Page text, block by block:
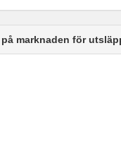
marknaden för